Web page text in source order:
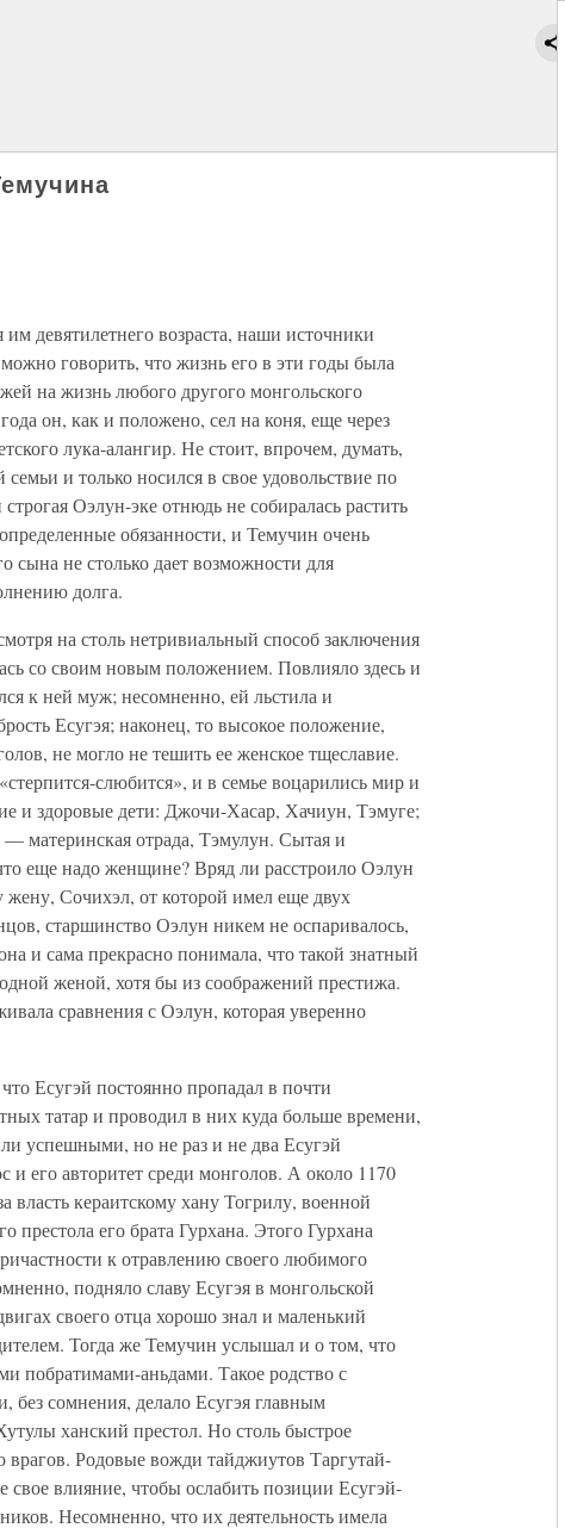
девятилетнего возраста, наши источники
говорить, что жизнь его в эти годы была
на жизнь любого другого монгольского
он, как и положено, сел на коня, еще через
лука-алангир. Не стоит, впрочем, думать,
и только носился в свое удовольствие по
Оэлун-эке отнюдь не собиралась растить
обязанности, и Темучин очень
сына не столько дает возможности для
долга.
на столь нетривиальный способ заключения
со своим новым положением. Повлияло здесь и
к ней муж; несомненно, ей льстила и
Есугэя; наконец, то высокое положение,
не могло не тешить ее женское тщеславие.
слюбится», и в семье воцарились мир и
и здоровые дети: Джочи-Хасар, Хачиун, Тэмуге;
— материнская отрада, Тэмулун. Сытая и
еще надо женщине? Вряд ли расстроило Оэлун
жену, Сочихэл, от которой имел еще двух
старшинство Оэлун никем не оспаривалось,
и сама прекрасно понимала, что такой знатный
женой, хотя бы из соображений престижа.
сравнения с Оэлун, которая уверенно
Есугэй постоянно пропадал в почти
татар и проводил в них куда больше времени,
успешными, но не раз и не два Есугэй
его авторитет среди монголов. А около 1170
власть кераитскому хану Тогрилу, военной
престола его брата Гурхана. Этого Гурхана
к отравлению своего любимого
подняло славу Есугэя в монгольской
своего отца хорошо знал и маленький
Тогда же Темучин услышал и о том, что
побратимами-аньдами. Такое родство с
без сомнения, делало Есугэя главным
ханский престол. Но столь быстрое
Родовые вожди тайджиутов Таргутай-
свое влияние, чтобы ослабить позиции Есугэй-
Несомненно, что их деятельность имела